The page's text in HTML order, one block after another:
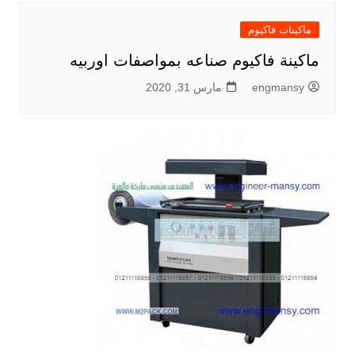
ماكينات فاكيوم
ماكينة فاكيوم صناعه بمواصفات اوربيه
engmansy مارس 31, 2020